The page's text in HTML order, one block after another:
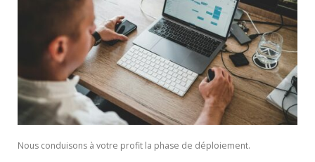
Nous conduisons à votre profit la phase de déploiement.